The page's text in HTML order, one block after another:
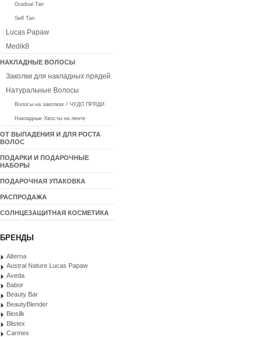
Gradual Tan
Self Tan
Lucas Papaw
Medik8
НАКЛАДНЫЕ ВОЛОСЫ
Заколки для накладных прядей
Натуральные Волосы
Волосы на заколках / ЧУДО ПРЯДИ
Накладные Хвосты на ленте
ОТ ВЫПАДЕНИЯ И ДЛЯ РОСТА
ВОЛОС
ПОДАРКИ И ПОДАРОЧНЫЕ
НАБОРЫ
ПОДАРОЧНАЯ УПАКОВКА
РАСПРОДАЖА
СОЛНЦЕЗАЩИТНАЯ КОСМЕТИКА
БРЕНДЫ
Alterna
Austral Nature Lucas Papaw
Aveda
Babor
Beauty Bar
BeautyBlender
Biosilk
Blistex
Carmex